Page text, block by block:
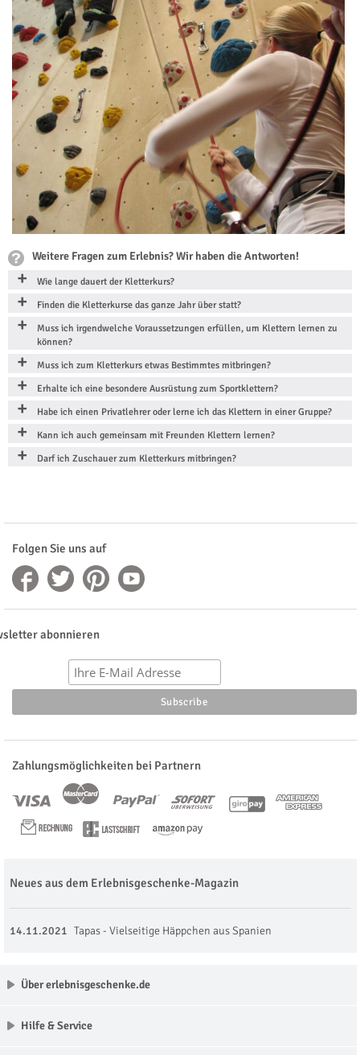
Weitere Fragen zum Erlebnis? Wir haben die Antworten!
Wie lange dauert der Kletterkurs?
Finden die Kletterkurse das ganze Jahr über statt?
Muss ich irgendwelche Voraussetzungen erfüllen, um Klettern lernen zu
können?
Muss ich zum Kletterkurs etwas Bestimmtes mitbringen?
Erhalte ich eine besondere Ausrüstung zum Sportklettern?
Habe ich einen Privatlehrer oder lerne ich das Klettern in einer Gruppe?
Kann ich auch gemeinsam mit Freunden Klettern lernen?
Darf ich Zuschauer zum Kletterkurs mitbringen?
Folgen Sie uns auf
abonnieren
Zahlungsmöglichkeiten bei Partnern
Neues aus dem Erlebnisgeschenke-Magazin
14.11.2021 Tapas - Vielseitige Häppchen aus Spanien
Über erlebnisgeschenke.de
Hilfe & Service